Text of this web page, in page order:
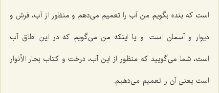
است که بنده بگویم من آب را تعمیم می‌دهم و منظور از آب، فرش و
دیوار و آسمان است. و یا اینکه من می‌گویم که در این اطاق آب
است، شما می‌گویید که منظور از این آب، درخت و کتاب بحار الأنوار
است یعنی آن را تعمیم می‌دهیم.